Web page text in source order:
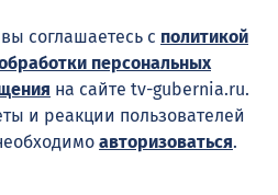
соглашаетесь с политикой
персональных
на сайте tv-gubernia.ru.
и реакции пользователей
авторизоваться.